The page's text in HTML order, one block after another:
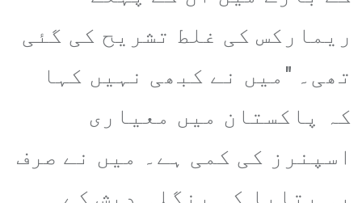
ریمارکس کی غلط تشریح کی گئی
تھی۔ "میں نے کبھی نہیں کہا
کہ پاکستان میں معیاری
اسپنرز کی کمی ہے۔ میں نے صرف
یہ بتایا کہ بنگلہ دیش کے